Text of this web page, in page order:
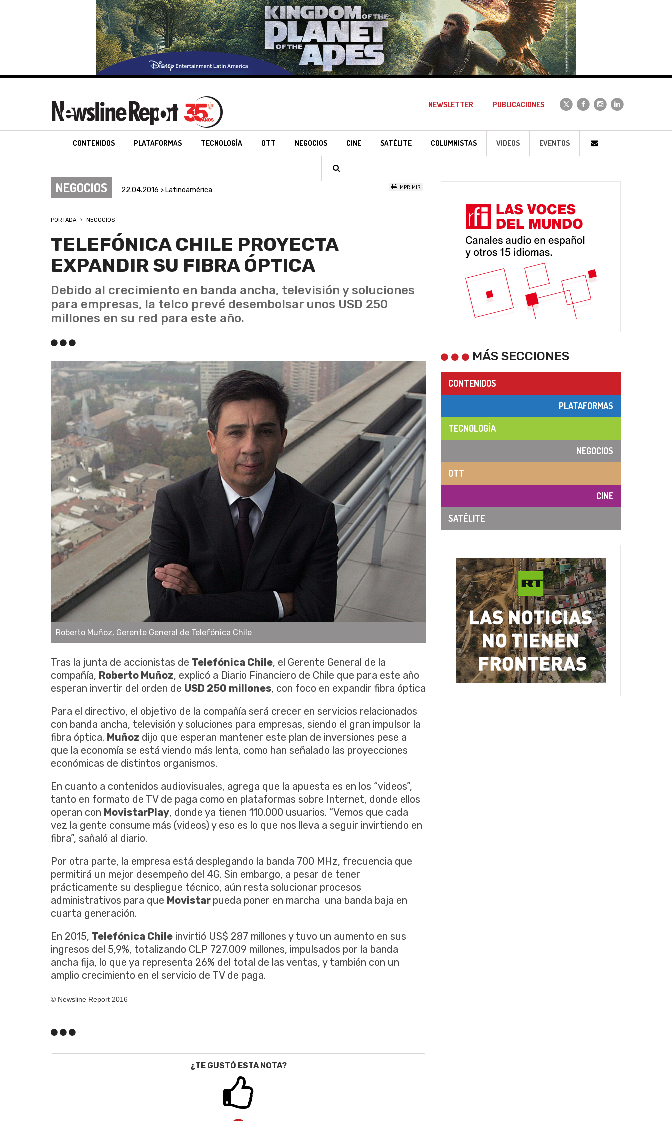
NEWSLETTER PUBLICACIONES
CONTENIDOS PLATAFORMAS TECNOLOGÍA OTT NEGOCIOS CINE SATÉLITE COLUMNISTAS VIDEOS EVENTOS
NEGOCIOS 22.04.2016 > Latinoamérica IMPRIMIR
PORTADA NEGOCIOS
TELEFÓNICA CHILE PROYECTA
EXPANDIR SU FIBRA ÓPTICA
Debido al crecimiento en banda ancha, televisión y soluciones
para empresas, la telco prevé desembolsar unos USD 250
millones en su red para este año.
Roberto Muñoz, Gerente General de Telefónica Chile
Tras la junta de accionistas de Telefónica Chile, el Gerente General de la
compañía, Roberto Muñoz, explicó a Diario Financiero de Chile que para este año
esperan invertir del orden de USD 250 millones, con foco en expandir fibra óptica
Para el directivo, el objetivo de la compañía será crecer en servicios relacionados
con banda ancha, televisión y soluciones para empresas, siendo el gran impulsor la
fibra óptica. Muñoz dijo que esperan mantener este plan de inversiones pese a
que la economía se está viendo más lenta, como han señalado las proyecciones
económicas de distintos organismos.
En cuanto a contenidos audiovisuales, agrega que la apuesta es en los “videos”,
tanto en formato de TV de paga como en plataformas sobre Internet, donde ellos
operan con MovistarPlay, donde ya tienen 110.000 usuarios. “Vemos que cada
vez la gente consume más (videos) y eso es lo que nos lleva a seguir invirtiendo en
fibra”, sañaló al diario.
Por otra parte, la empresa está desplegando la banda 700 MHz, frecuencia que
permitirá un mejor desempeño del 4G. Sin embargo, a pesar de tener
prácticamente su despliegue técnico, aún resta solucionar procesos
administrativos para que Movistar pueda poner en marcha una banda baja en
cuarta generación.
En 2015, Telefónica Chile invirtió US$ 287 millones y tuvo un aumento en sus
ingresos del 5,9%, totalizando CLP 727.009 millones, impulsados por la banda
ancha fija, lo que ya representa 26% del total de las ventas, y también con un
amplio crecimiento en el servicio de TV de paga.
© Newsline Report 2016
¿TE GUSTÓ ESTA NOTA?
MÁS SECCIONES
CONTENIDOS
PLATAFORMAS
TECNOLOGÍA
NEGOCIOS
OTT
CINE
SATÉLITE